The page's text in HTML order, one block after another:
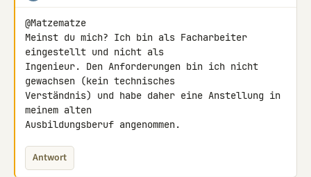
@Matzematze
Meinst du mich? Ich bin als Facharbeiter
eingestellt und nicht als
Ingenieur. Den Anforderungen bin ich nicht
gewachsen (kein technisches
Verständnis) und habe daher eine Anstellung in
meinem alten
Ausbildungsberuf angenommen.
Antwort